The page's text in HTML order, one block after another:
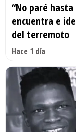
“No paré
encuentra e
del terremoto
Hace 1 día